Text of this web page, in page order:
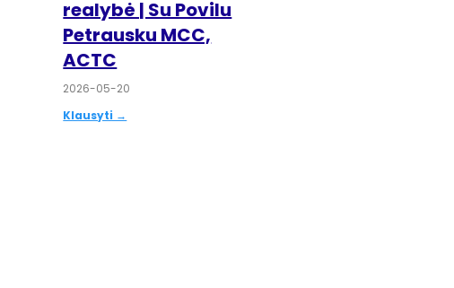
realybė | Su Povilu
Petrausku MCC,
ACTC
2026-05-20
Klausyti →